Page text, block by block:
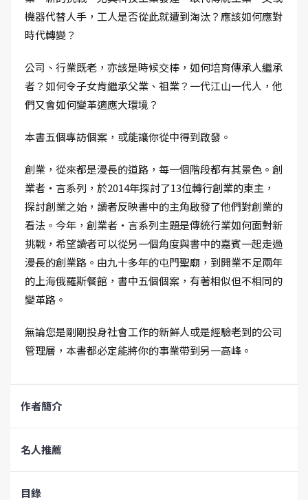
機器代替人手，工人是否從此就遭到淘汰？應該如何應對
時代轉變？
公司、行業既老，亦該是時候交棒，如何培育傳承人繼承
者？如何令子女肯繼承父業、祖業？一代江山一代人，他
們又會如何變革適應大環境？
本書五個專訪個案，或能讓你從中得到啟發。
創業，從來都是漫長的道路，每一個階段都有其景色。創
業者‧言系列，於2014年探討了13位轉行創業的東主，
探討創業之始，讀者反映書中的主角啟發了他們對創業的
看法。今年，創業者‧言系列主題是傳統行業如何面對新
挑戰，希望讀者可以從另一個角度與書中的嘉賓一起走過
漫長的創業路。由九十多年的屯門聖廟，到開業不足兩年
的上海俄羅斯餐館，書中五個個案，有著相似但不相同的
變革路。
無論您是剛剛投身社會工作的新鮮人或是經驗老到的公司
管理層，本書都必定能將你的事業帶到另一高峰。
作者簡介
名人推薦
目錄